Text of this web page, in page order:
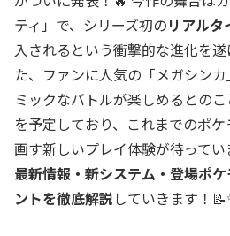
ティ」で、シリーズ初のリアル
入されるという衝撃的な進化を
た、ファンに人気の「メガシン
ミックなバトルが楽しめるとの
を予定しており、これまでのポ
画す新しいプレイ体験が待ってい
最新情報・新システム・登場ポ
ントを徹底解説していきます！